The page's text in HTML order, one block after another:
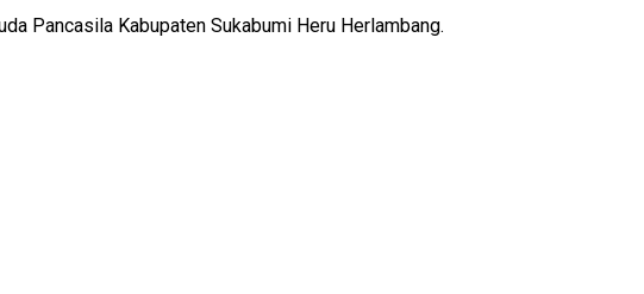
Pancasila Kabupaten Sukabumi Heru Herlambang.